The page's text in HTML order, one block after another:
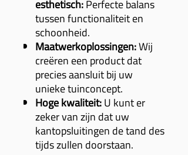
esthetisch:Perfecte balans
tussen functionaliteit en
schoonheid.
Maatwerkoplossingen:Wij
creëren een product dat
precies aansluit bij uw
unieke tuinconcept.
Hoge kwaliteit:U kunt er
zeker van zijn dat uw
kantopsluitingen de tand des
tijds zullen doorstaan.